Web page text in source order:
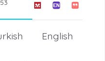
English